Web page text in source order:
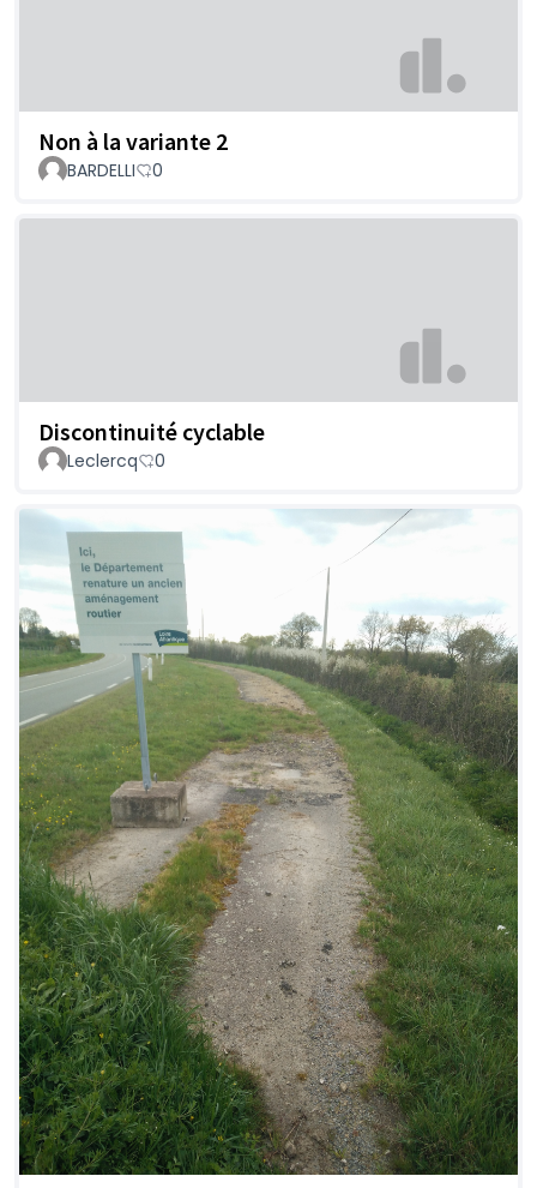
Non à la variante 2
BARDELLI 0
Discontinuité cyclable
Leclercq 0